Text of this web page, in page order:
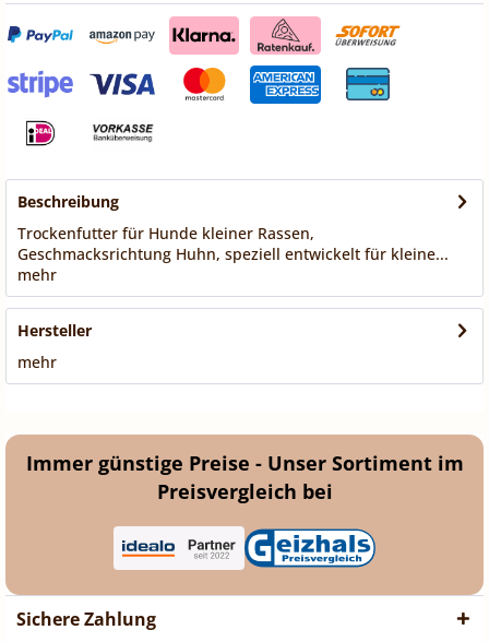
Beschreibung
Trockenfutter für Hunde kleiner Rassen,
Geschmacksrichtung Huhn, speziell entwickelt für kleine...
mehr
Hersteller
mehr
Immer günstige Preise - Unser Sortiment im
Preisvergleich bei
Sichere Zahlung